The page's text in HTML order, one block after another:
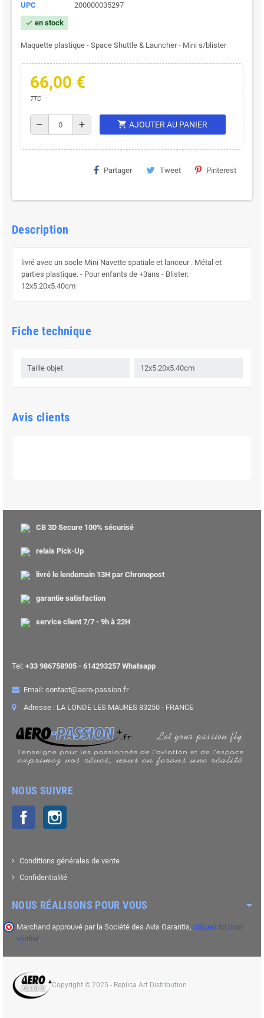
UPC
200000035297
check en stock
Maquette plastique - Space Shuttle & Launcher - Mini s/blister
66,00 €
TTC
remove add shopping_cart AJOUTER AU PANIER
Partager Tweet Pinterest
Description
livré avec un socle Mini Navette spatiale et lanceur . Métal et
parties plastique. - Pour enfants de +3ans - Blister:
12x5.20x5.40cm
Fiche technique
Taille objet 12x5.20x5.40cm
Avis clients
CB 3D Secure 100% sécurisé
relais Pick-Up
livré le lendemain 13H par Chronopost
garantie satisfaction
service client 7/7 - 9h à 22H
Tel: +33 986758905 - 614293257 Whatsapp
Email: contact@aero-passion.fr
Adresse : LA LONDE LES MAURES 83250 - FRANCE
NOUS SUIVRE
Facebook
Conditions générales de vente
Confidentialité
NOUS RÉALISONS POUR VOUS
Marchand approuvé par la Société des Avis Garantis, cliquez ici pour
vérifier.
Copyright © 2025 - Replica Art Distribution